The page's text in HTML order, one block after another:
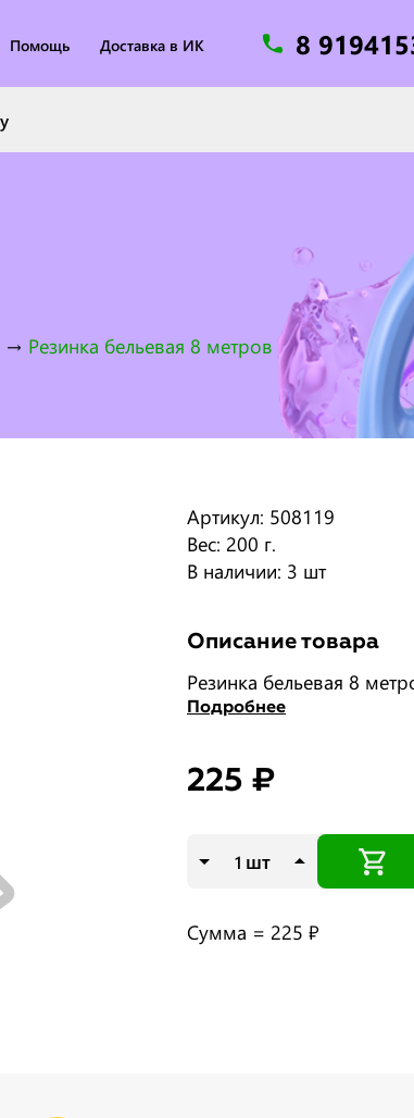
Помощь Доставка в ИК 8
→ Резинка бельевая 8 метров
Артикул: 508119
Вес: 200 г.
В наличии: 3 шт
Описание товара
Резинка бельевая 8
Подробнее
225 ₽
шт
Сумма = 225 ₽